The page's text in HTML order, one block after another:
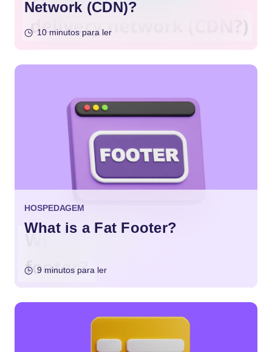
Network (CDN)?
10 minutos para ler
HOSPEDAGEM
What is a Fat Footer?
9 minutos para ler